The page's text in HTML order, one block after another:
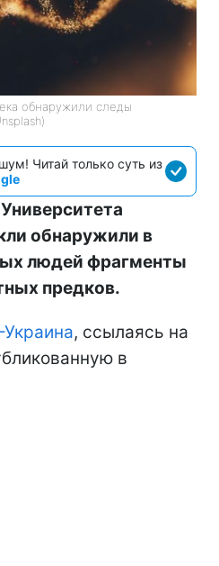
обнаружили следы
Читай только суть из
обнаружили в
людей фрагменты
предков.
, ссылаясь на
в